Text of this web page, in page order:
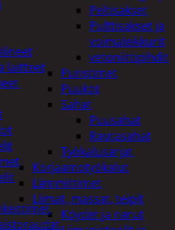
Peltisakset
Pulttisakset ja
voimaleikkurit
vetoniittipihdit
Puristimet
Puukot
Sahat
Puusahat
Rautasahat
Työkalusarjat
Korjaamotyökalut
Lämmittimet
Liimat, massat, teipit
Köydet ja narut
laitteet